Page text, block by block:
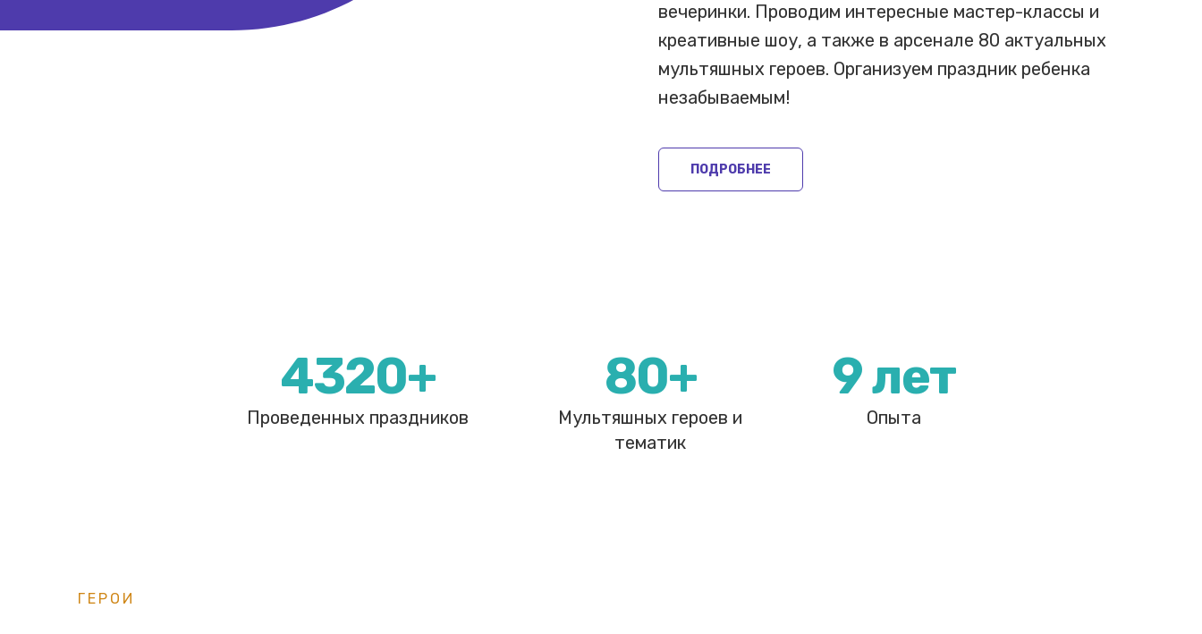
вечеринки. Проводим интересные мастер-классы и
креативные шоу, а также в арсенале 80 актуальных
мультяшных героев. Организуем праздник ребенка
незабываемым!
ПОДРОБНЕЕ
4320+
Проведенных праздников
80+
Мультяшных героев и
тематик
9 лет
Опыта
ГЕРОИ